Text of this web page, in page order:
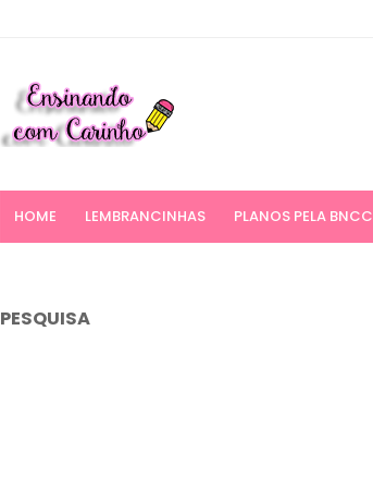
HOME LEMBRANCINHAS PLANOS PELA BNCC
PESQUISA